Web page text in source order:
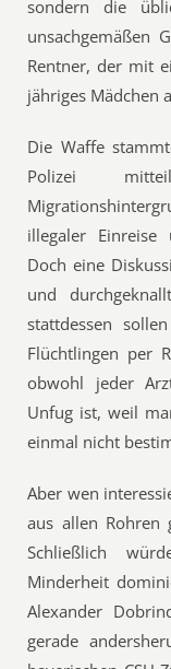
sondern die
unsachgemäßen
Rentner, der mit
jähriges Mädchen
Die Waffe
Polizei
illegaler Einreise
Doch eine
und
stattdessen
Flüchtlingen per
obwohl jeder
Unfug ist, weil
einmal nicht
Aber wen
aus allen Rohren
Schließlich
Minderheit
Alexander
gerade